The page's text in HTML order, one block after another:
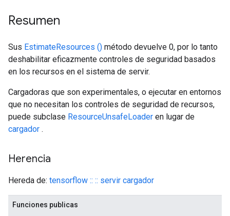
Resumen
Sus EstimateResources () método devuelve 0, por lo tanto
deshabilitar eficazmente controles de seguridad basados
en los recursos en el sistema de servir.
Cargadoras que son experimentales, o ejecutar en entornos
que no necesitan los controles de seguridad de recursos,
puede subclase ResourceUnsafeLoader en lugar de
cargador .
Herencia
Hereda de: tensorflow :: :: servir cargador
Funciones publicas